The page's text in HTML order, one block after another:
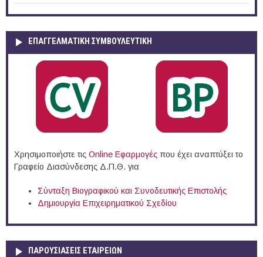
ΕΠΑΓΓΕΛΜΑΤΙΚΉ ΣΥΜΒΟΥΛΕΥΤΙΚΉ
Χρησιμοποιήστε τις Online Eφαρμογές που έχει αναπτύξει το
Γραφείο Διασύνδεσης Δ.Π.Θ. για
Σύνταξη Βιογραφικού και Συνοδευτικής Επιστολής
Δημιουργία Επιχειρηματικού Σχεδίου
ΠΑΡΟΥΣΙΆΣΕΙΣ ΕΤΑΙΡΕΙΏΝ